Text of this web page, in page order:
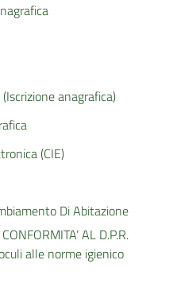
anagrafica)
(CIE)
Di Abitazione
AL D.P.R.
alle norme igienico